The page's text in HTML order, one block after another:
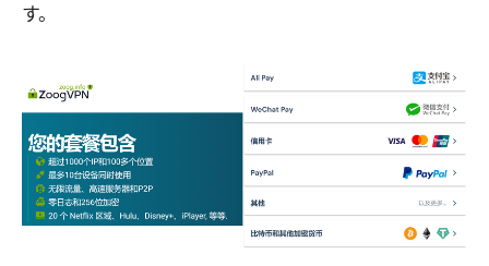
す。